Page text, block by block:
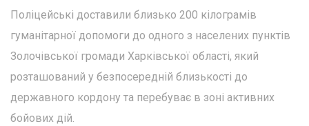
Поліцейські доставили близько 200 кілограмів
гуманітарної допомоги до одного з населених пунктів
Золочівської громади Харківської області, який
розташований у безпосередній близькості до
державного кордону та перебуває в зоні активних
бойових дій.